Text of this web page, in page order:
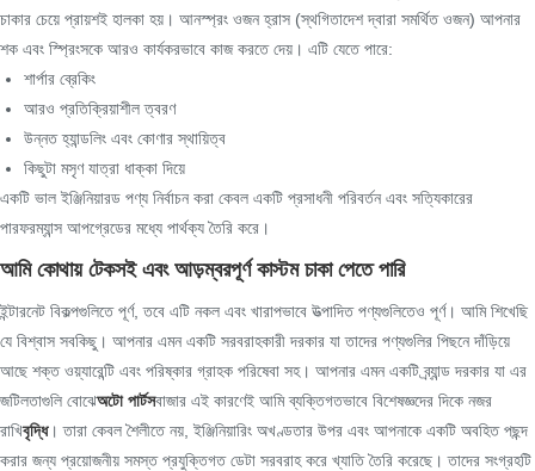
চাকার চেয়ে প্রায়শই হালকা হয়। আনস্প্রং ওজন হ্রাস (স্থগিতাদেশ দ্বারা সমর্থিত ওজন) আপনার
শক এবং স্প্রিংসকে আরও কার্যকরভাবে কাজ করতে দেয়। এটি যেতে পারে:
শার্পার ব্রেকিং
আরও প্রতিক্রিয়াশীল ত্বরণ
উন্নত হ্যান্ডলিং এবং কোণার স্থায়িত্ব
কিছুটা মসৃণ যাত্রা ধাক্কা দিয়ে
একটি ভাল ইঞ্জিনিয়ারড পণ্য নির্বাচন করা কেবল একটি প্রসাধনী পরিবর্তন এবং সত্যিকারের
পারফরম্যান্স আপগ্রেডের মধ্যে পার্থক্য তৈরি করে।
আমি কোথায় টেকসই এবং আড়ম্বরপূর্ণ কাস্টম চাকা পেতে পারি
ইন্টারনেট বিকল্পগুলিতে পূর্ণ, তবে এটি নকল এবং খারাপভাবে উত্পাদিত পণ্যগুলিতেও পূর্ণ। আমি শিখেছি
যে বিশ্বাস সবকিছু। আপনার এমন একটি সরবরাহকারী দরকার যা তাদের পণ্যগুলির পিছনে দাঁড়িয়ে
আছে শক্ত ওয়্যারেন্টি এবং পরিষ্কার গ্রাহক পরিষেবা সহ। আপনার এমন একটি ব্র্যান্ড দরকার যা এর
জটিলতাগুলি বোঝেঅটো পার্টসবাজার এই কারণেই আমি ব্যক্তিগতভাবে বিশেষজ্ঞদের দিকে নজর
রাখিবৃদ্ধি। তারা কেবল শৈলীতে নয়, ইঞ্জিনিয়ারিং অখণ্ডতার উপর এবং আপনাকে একটি অবহিত পছন্দ
করার জন্য প্রয়োজনীয় সমস্ত প্রযুক্তিগত ডেটা সরবরাহ করে খ্যাতি তৈরি করেছে। তাদের সংগ্রহটি